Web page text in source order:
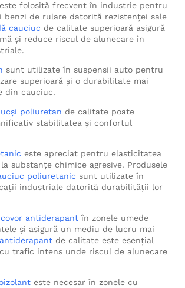
este folosită frecvent în industrie pentru
benzi de rulare datorită rezistenței sale
cauciuc de calitate superioară asigură
și reduce riscul de alunecare în
sunt utilizate în suspensii auto pentru
superioară și o durabilitate mai
din cauciuc.
poliuretan de calitate poate
stabilitatea și confortul
este apreciat pentru elasticitatea
substanțe chimice agresive. Produsele
poliuretanic sunt utilizate în
industriale datorită durabilității lor
covor antiderapant în zonele umede
și asigură un mediu de lucru mai
de calitate este esențial
trafic intens unde riscul de alunecare
este necesar în zonele cu